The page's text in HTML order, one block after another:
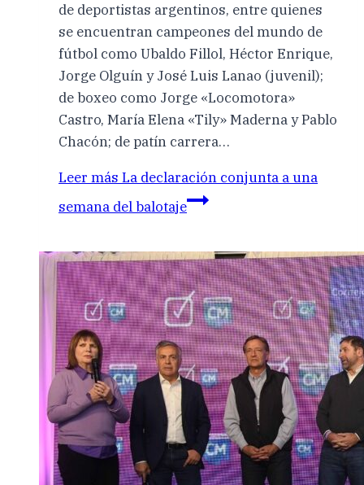
de deportistas argentinos, entre quienes
se encuentran campeones del mundo de
fútbol como Ubaldo Fillol, Héctor Enrique,
Jorge Olguín y José Luis Lanao (juvenil);
de boxeo como Jorge «Locomotora»
Castro, María Elena «Tily» Maderna y Pablo
Chacón; de patín carrera…
Leer más La declaración conjunta a una
semana del balotaje